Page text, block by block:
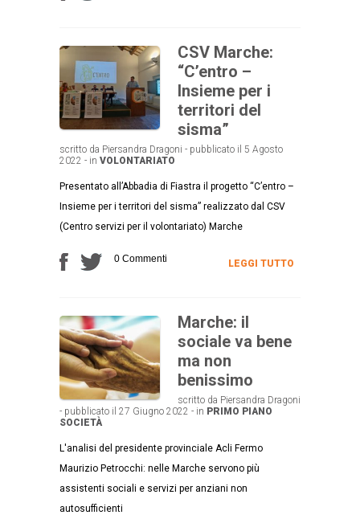
CSV Marche:
“C’entro –
Insieme per i
territori del
sisma”
scritto da Piersandra Dragoni - pubblicato il 5 Agosto
2022 - in VOLONTARIATO
Presentato all’Abbadia di Fiastra il progetto “C’entro –
Insieme per i territori del sisma” realizzato dal CSV
(Centro servizi per il volontariato) Marche
0 Commenti LEGGI TUTTO
Marche: il
sociale va bene
ma non
benissimo
scritto da Piersandra Dragoni
- pubblicato il 27 Giugno 2022 - in PRIMO PIANO
SOCIETÀ
L'analisi del presidente provinciale Acli Fermo
Maurizio Petrocchi: nelle Marche servono più
assistenti sociali e servizi per anziani non
autosufficienti